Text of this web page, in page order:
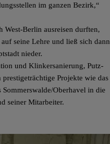
im ganzen Bezirk,“
West-Berlin ausreisen durften,
seine Lehre und ließ sich dann
nieder.
und Klinkersanierung, Putz-
Projekte wie das
Oberhavel in die
seiner Mitarbeiter.